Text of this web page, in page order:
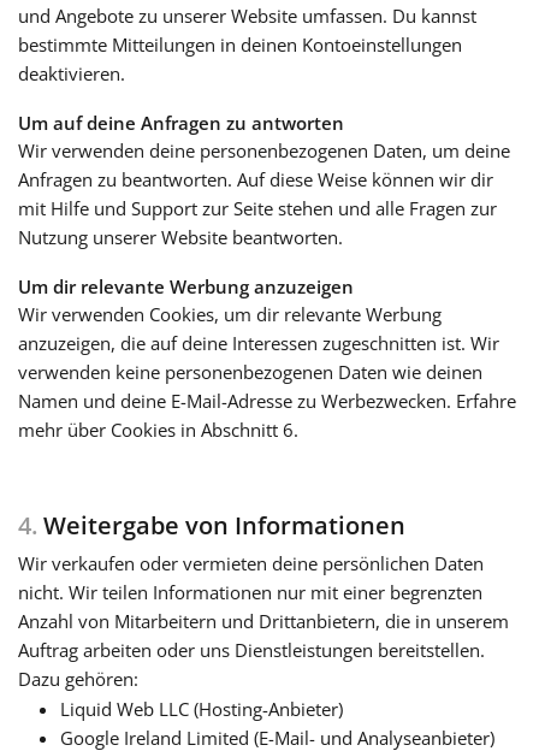
und Angebote zu unserer Website umfassen. Du kannst
bestimmte Mitteilungen in deinen Kontoeinstellungen
deaktivieren.
Um auf deine Anfragen zu antworten
Wir verwenden deine personenbezogenen Daten, um deine
Anfragen zu beantworten. Auf diese Weise können wir dir
mit Hilfe und Support zur Seite stehen und alle Fragen zur
Nutzung unserer Website beantworten.
Um dir relevante Werbung anzuzeigen
Wir verwenden Cookies, um dir relevante Werbung
anzuzeigen, die auf deine Interessen zugeschnitten ist. Wir
verwenden keine personenbezogenen Daten wie deinen
Namen und deine E-Mail-Adresse zu Werbezwecken. Erfahre
mehr über Cookies in Abschnitt 6.
4. Weitergabe von Informationen
Wir verkaufen oder vermieten deine persönlichen Daten
nicht. Wir teilen Informationen nur mit einer begrenzten
Anzahl von Mitarbeitern und Drittanbietern, die in unserem
Auftrag arbeiten oder uns Dienstleistungen bereitstellen.
Dazu gehören:
Liquid Web LLC (Hosting-Anbieter)
Google Ireland Limited (E-Mail- und Analyseanbieter)